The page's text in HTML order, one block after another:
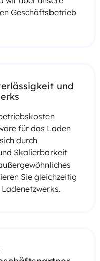
Geschäftsbetrieb
und
für das Laden
durch
Skalierbarkeit
Sie gleichzeitig